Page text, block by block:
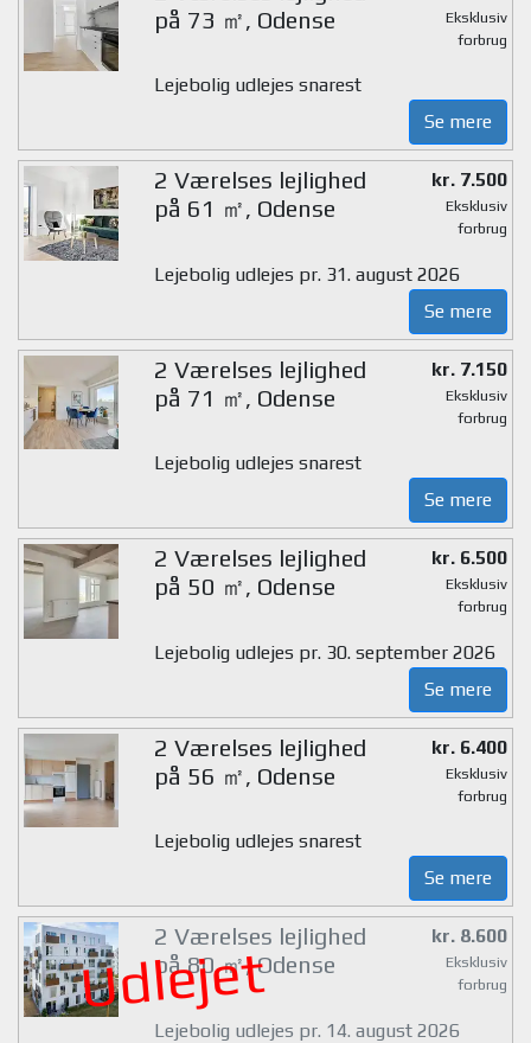
på 73 ㎡, Odense
Eksklusiv
forbrug
Lejebolig udlejes snarest
Se mere
2 Værelses lejlighed
på 61 ㎡, Odense
kr. 7.500
Eksklusiv
forbrug
Lejebolig udlejes pr. 31. august 2026
Se mere
2 Værelses lejlighed
på 71 ㎡, Odense
kr. 7.150
Eksklusiv
forbrug
Lejebolig udlejes snarest
Se mere
2 Værelses lejlighed
på 50 ㎡, Odense
kr. 6.500
Eksklusiv
forbrug
Lejebolig udlejes pr. 30. september 2026
Se mere
2 Værelses lejlighed
på 56 ㎡, Odense
kr. 6.400
Eksklusiv
forbrug
Lejebolig udlejes snarest
Se mere
Udlejet
2 Værelses lejlighed
på 80 ㎡, Odense
kr. 8.600
Eksklusiv
forbrug
Lejebolig udlejes pr. 14. august 2026